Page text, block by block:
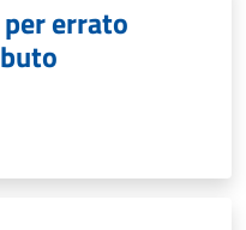
errato